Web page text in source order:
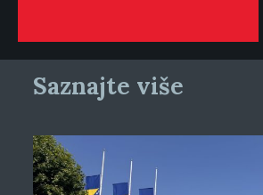
Saznajte više